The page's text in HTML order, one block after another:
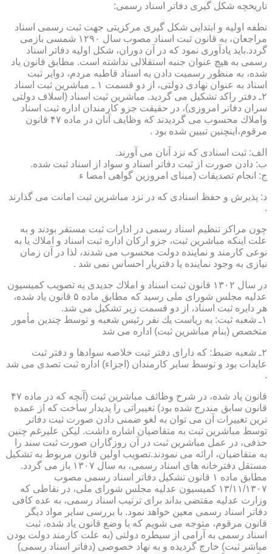
تاریخچه شكل گیری دفاتر اسناد رسمی:
نطفه اولیه و ابتدایی شكل گیری مركزیتی جهت ثبت رسمی اسناد
مراجعان، به قانون ثبت اسناد مصوب سال ۱۲۹۰ شمسی بازمی
گردد.باید یادآوری نمود كه در آن دوران، شكل اولیه دفاتر اسناد
رسمی به هیچ عنوان جنبه استقلالی نداشته است. مطابق قانون یاد
شده، به منظور رسمیت دادن به اسناد قاطبه مردم، دوایر ثبت
اسناد به عنوان نهادی دولتی، از دو قسمت ۱ ـ مباشرین ثبت اسناد
۲ـ دفتر راكد تشكیل می گردید. مباشرین ثبت اسناد (اسلاف دولتی
سران دفاتر امروزی)، در حقیقت جزو كارمندان اداره ثبت اسناد
واملاك محسوب می گردیدند كه وظایف آنان در ماده ۴۷ قانون
مرقوم،اینچنین تبیین شده بود .
الف: ثبت اسنادی كه نزد آنان می آورند.
ب: دادن صورت از ثبت دفاتر اسناد و سواد از اسناد ثبت شده.
ج: انجام تصدیقات (مبنای امروزین گواهی امضا ء
د: پذیرش و حفظ اسنادی كه در نزد مباشرین ثبت امانت می گذارند
.
چون مراكز تنظیم اسناد رسمی در ادارات ثبت مستقر بودند و به
علت اینكه مباشرین ثبت، جزو اركان اداره ثبت اسناد و املاك یا به
نوعی كارمند و نماینده دولت محسوب می شدند، لذا در آن زمان
نیازی به وجود نماینده یا دفتریار احساس نمی شد .
در سال ۱۳۰۲ قانون ثبت اسناد و املاك جدیدی به تصویب كمیسیون
عدلیه مجلس شورای ملی رسید كه مطابق ماده ۵ قانون یاد شده،
هر دایره ثبت اسناد، از دو قسمت زیر تشكیل می شد.
۱ـ شعبه ثبت: به ریاست یك نفر رئیس شعبه و توسط چندین مأمور
متخصص (بنام مباشرین ثبت) اداره می شد
۲ـ شعبه ضبط: كه دارای دفتر ثبت خلاصه سوادها و دفتر ثبت
عایدات بود و توسط سایر كارمندان (اجزاء) اداره ثبت تصدی می شد
.
قانون یاد شده، در شرح وظائف مباشرین ثبت (آنچه كه در ماده ۴۷
قانون سابق مندرج شده بود) تغییراتی را پدیدار ساخت كه از عمده
ترین تغییرات آن می توان به لغو ضمنی دادن صورت ثبت دفاتر
توسط مباشرین ثبت به متقاضیان اشاره داشت. لیكن علیرغم چنین
حذفی، در عمل مباشرین ثبت در آن روزگاران صورت ثبت سند را
به متقاضیان، ارائه می نمودند.تصویب اولین قانون مربوط به تشكیل
مستقل دفترخانه های اسناد رسمی، به سال ۱۳۰۷ باز می گردد.
مطابق ماده ۱ قانون تشكیل دفاتر اسناد رسمی مصوب
۱۳/۱۱/۱۳۰۷ كمیسیون عدلیه مجلس شورای ملی، در نقاطی كه
وزارت عدلیه مقتضی بداند برای ترتیب اسناد رسمی، به عده كافی
دفاتر اسناد رسمی معین خواهد نمود. با بررسی سایر مواد دیگر
قانون مرقوم، متوجه می شویم كه با وضع قانون یاد شده، ثبت
اسناد رسمی به آرامی از سیطره دولتی (به علت كارمند دولت بودن
مباشر ثبت) خارج گردیده و به نهاد خصوصی (دفاتر اسناد رسمی)